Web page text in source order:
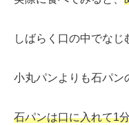
しばらく口の中でなじ
小丸パンよりも石パン
石パンは口に入れて1